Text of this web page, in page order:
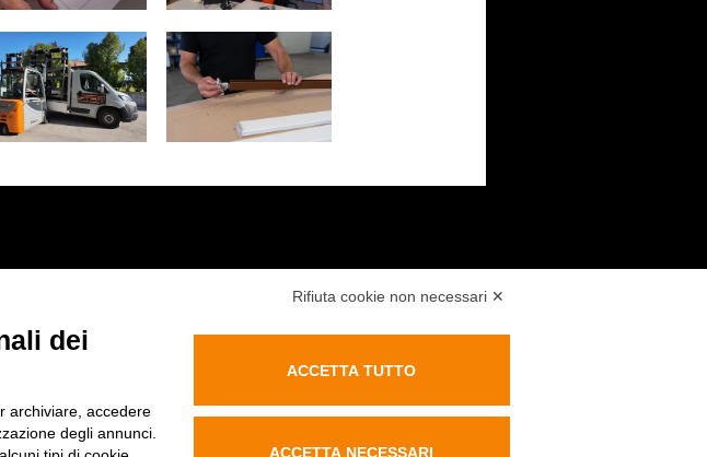
Rifiuta cookie non necessari ✕
dei
archiviare, accedere
degli annunci.
ACCETTA TUTTO
ACCETTA NECESSARI